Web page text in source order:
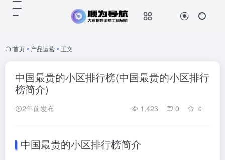
首页 • 产品运营 • 正文
中国最贵的小区排行榜(中国最贵的小区排行
榜简介)
2年前发布 1,423 0 0
中国最贵的小区排行榜简介